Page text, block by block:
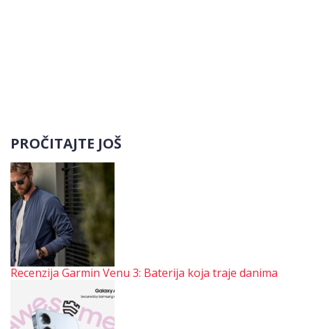
PROČITAJTE JOŠ
Recenzija Garmin Venu 3: Baterija koja traje danima